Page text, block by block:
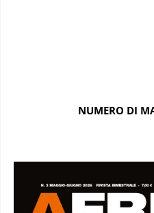
NUMERO DI